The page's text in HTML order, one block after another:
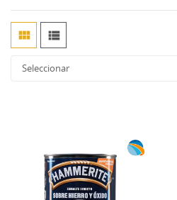
 
Seleccionar